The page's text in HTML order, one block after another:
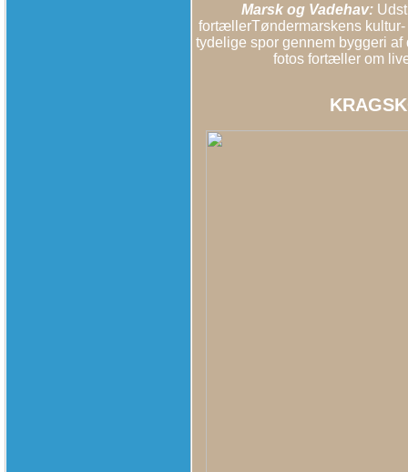
Marsk og Vadehav:
fortællerTøndermarskens
tydelige spor gennem byggeri
fotos fortæller om